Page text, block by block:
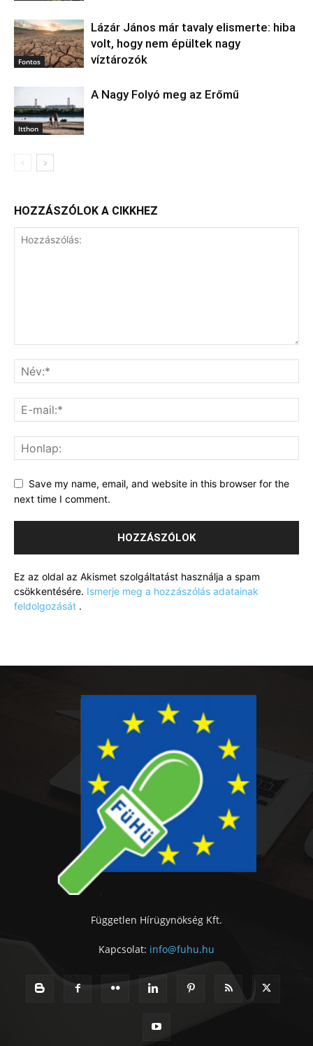
Fontos
Lázár János már tavaly elismerte: hiba
volt, hogy nem épültek nagy
víztározók
Itthon
A Nagy Folyó meg az Erőmű
HOZZÁSZÓLOK A CIKKHEZ
Save my name, email, and website in this browser for the
next time I comment.
Ez az oldal az Akismet szolgáltatást használja a spam
csökkentésére. Ismerje meg a hozzászólás adatainak
feldolgozását .
Független Hírügynökség Kft.
Kapcsolat: info@fuhu.hu